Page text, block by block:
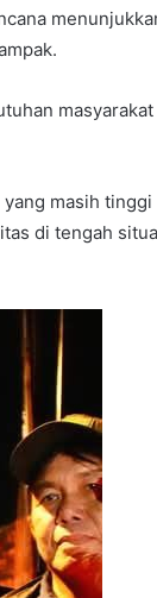
masyarakat
masih tinggi
di tengah